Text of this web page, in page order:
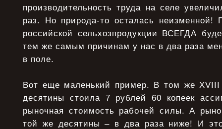
производительность труда на селе
раз. Но природа-то осталась неизменной!
российской сельхозпродукции ВСЕГДА
тем же самым причинам у нас в два раза
в поле.
Вот еще маленький пример. В том же XVIII
десятины стоила 7 рублей 60 копеек
рыночная стоимость рабочей силы. А
той же десятины – в два раза ниже! И